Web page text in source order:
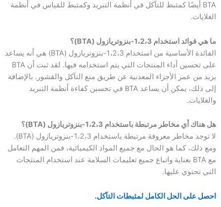
BTA أيضًا كمثبط للتآكل في أنظمة التبريد وكمثبط للقياس في أنظمة
الغلايات.
ما هي فوائد استخدام 1،2،3-بنزوتريازول (BTA)؟
الفائدة الأساسية من استخدام 1،2،3-بنزوتريازول (BTA) هي أنه يساعد
على تحسين أداء المنتجات التي يتم استخدامه فيها. لقد ثبت أن BTA
يزيد من عمر الأجزاء المعدنية عن طريق منع التآكل والقشور. بالإضافة
إلى ذلك، يمكن أن يساعد BTA في تحسين كفاءة أنظمة التبريد
والغلايات.
هل هناك أي مخاطر مرتبطة باستخدام 1،2،3-بنزوتريازول (BTA)؟
لا توجد مخاطر معروفة مرتبطة باستخدام 1،2،3-بنزوتريازول (BTA).
ومع ذلك، كما هو الحال مع جميع المواد الكيميائية، فمن المهم التعامل
مع BTA بعناية واتباع جميع تعليمات السلامة عند استخدام المنتجات
التي تحتوي عليها.
احصل على الحل الكامل لمثبطات التآكل.